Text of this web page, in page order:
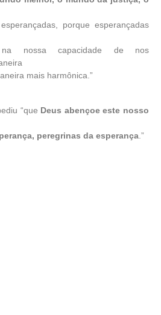
porque esperançadas
na nossa capacidade de nos
mais harmônica.”
“que Deus abençoe este nosso
peregrinas da esperança .”